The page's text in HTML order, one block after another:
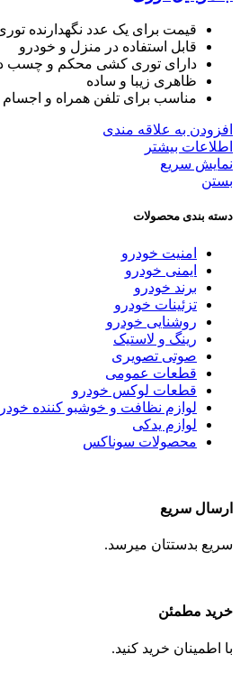
قیمت برای یک عدد نگهدارنده
قابل استفاده در منزل و خودرو
دارای توری کشی محکم و چسب
ظاهری زیبا و ساده
مناسب برای تلفن همراه و
افزودن به علاقه مندی
اطلاعات بیشتر
نمایش سریع
بستن
دسته بندی محصولات
امنیت خودرو
ایمنی خودرو
برند خودرو
تزئینات خودرو
روشنایی خودرو
رینگ و لاستیک
صوتی تصویری
قطعات عمومی
قطعات لوکس خودرو
لوازم نظافت و خوشبو کننده
لوازم یدکی
محصولات سوناکس
ارسال سریع
سریع بدستتان میرسد.
خرید مطمئن
با اطمینان خرید کنید.